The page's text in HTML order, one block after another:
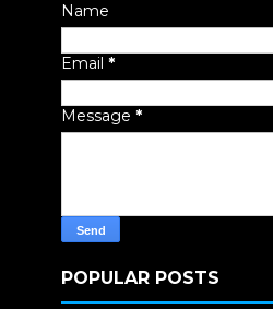
Name
Email *
Message *
POPULAR POSTS